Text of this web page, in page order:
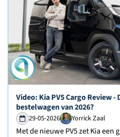
Lees verder over
Video: Kia PV5 Cargo Review
bestelwagen van 2026?
29-05-2026 Yorrick Zaal
Met de nieuwe PV5 zet Kia een